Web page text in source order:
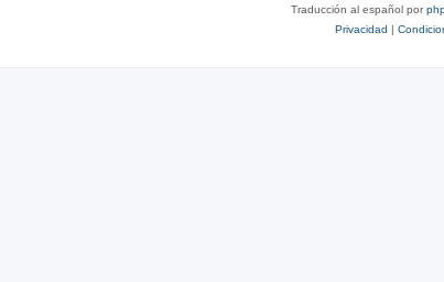
Traducción al español por
Privacidad |